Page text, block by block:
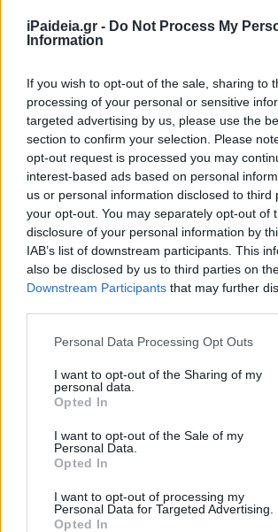
iPaideia.gr - Do Not Process My
Information
If you wish to opt-out of the sale, sharing to
processing of your personal or sensitive
targeted advertising by us, please use the
section to confirm your selection. Please
opt-out request is processed you may
interest-based ads based on personal
us or personal information disclosed to third
your opt-out. You may separately opt-out of
disclosure of your personal information by
IAB’s list of downstream participants. This
also be disclosed by us to third parties on
Downstream Participants that may further
Please note that this website/app uses one
not limited to your visit or usage behaviour.
grant or deny consent to Google and its
use your data for below specified purposes
consent section.
Personal Data Processing Opt Outs
I want to opt-out of the Sharing of my
personal data.
Opted In
I want to opt-out of the Sale of my
Personal Data.
Opted In
I want to opt-out of processing my
Personal Data for Targeted Advertising.
Opted In
με την επιφύλαξη των δύο επόμενων
κεντρική επιτροπή εξετάσεων που
είναι αρμόδια και για τις εξετάσεις
υπάγονται στις ειδικές κατηγορίες του
παρ. 4 του άρθρου 2 του ν. 2525/1997. Η
επιτροπή εξετάσεων ειδι¬κών
εξετάσεις των υποψηφίων, που
κατηγορίες του εδαφίου α’ της παρ . 4
ν. 2525/1997 (Α’188), είναι αρμόδια και
επαναληπτικές εξετάσεις των ειδικών
ΓΕ.Λ. και ΕΠΑ.Λ. Για τον καθορισμό της
οργάνων της παρούσας παραγράφου,
4369/2016 (Α’ 33).